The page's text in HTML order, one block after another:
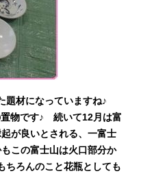
題材になっていますね♪
物です♪ 続いて12月は富
が良いとされる、一富士
この富士山は火口部分か
ちろんのこと花瓶としても